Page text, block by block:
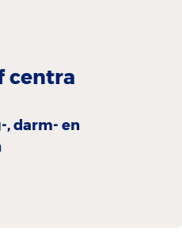
centra
, darm- en